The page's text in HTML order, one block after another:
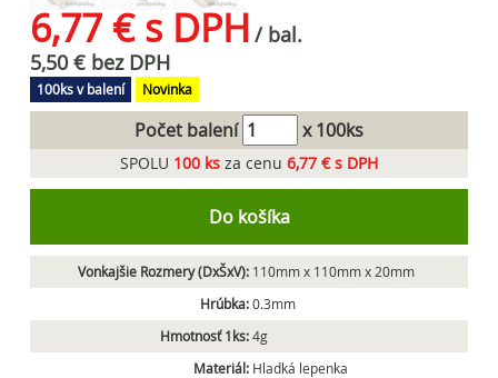
6,77 € s DPH / bal.
5,50 € bez DPH
100ks v balení Novinka
Počet balení x 100ks
SPOLU 100 ks za cenu 6,77 € s DPH
Do košíka
Vonkajšie Rozmery (DxŠxV): 110mm x 110mm x 20mm
Hrúbka:0.3mm
Hmotnosť 1ks:4g
Materiál: Hladká lepenka